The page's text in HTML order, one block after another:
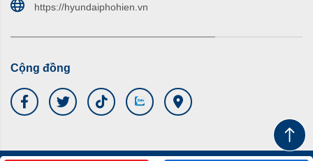
https://hyundaiphohien.vn
Cộng đồng